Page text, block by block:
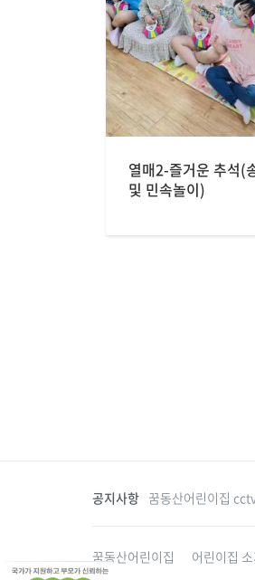
열매2-즐거운 추석(
및 민속놀이)
공지사항 꿈동산어린이집
꿈동산어린이집 어린이집